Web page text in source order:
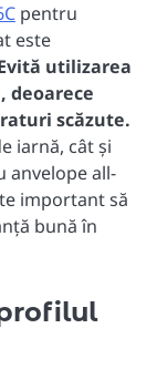
pentru
este
utilizarea
deoarece
scăzute.
iarnă, cât și
anvelope all-
important să
bună în